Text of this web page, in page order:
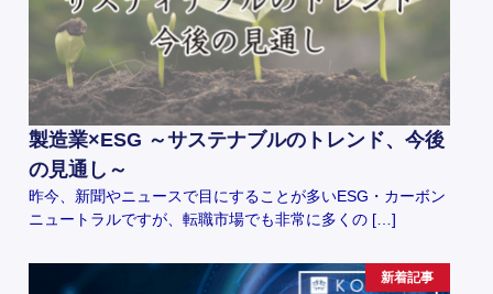
製造業×ESG ～サステナブルのトレンド、今後
の見通し～
昨今、新聞やニュースで目にすることが多いESG・カーボン
ニュートラルですが、転職市場でも非常に多くの […]
新着記事